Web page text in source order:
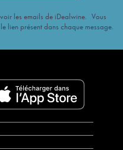
les emails de iDealwine. Vous
lien présent dans chaque message.